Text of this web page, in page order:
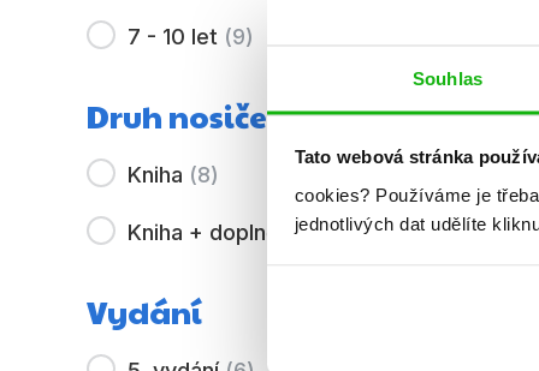
Souhlas
Tato webová stránka
cookies? Používáme je
jednotlivých dat udělíte
7 - 10 let (9)
Druh nosiče
Kniha (8)
Kniha + doplněk (1)
Vydání